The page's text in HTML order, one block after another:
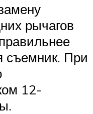
рычагов
съемник. При
12-